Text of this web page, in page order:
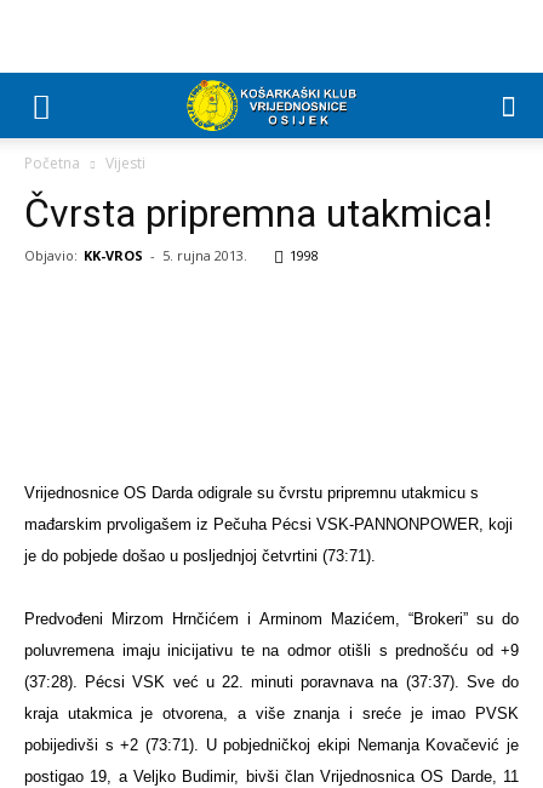
Početna Vijesti
Čvrsta pripremna utakmica!
Objavio: KK-VROS - 5. rujna 2013. 1998
Vrijednosnice OS Darda odigrale su čvrstu pripremnu utakmicu s
mađarskim prvoligašem iz Pečuha Pécsi VSK-PANNONPOWER, koji
je do pobjede došao u posljednjoj četvrtini (73:71).
Predvođeni Mirzom Hrnčićem i Arminom Mazićem, “Brokeri” su do
poluvremena imaju inicijativu te na odmor otišli s prednošću od +9
(37:28). Pécsi VSK već u 22. minuti poravnava na (37:37). Sve do
kraja utakmica je otvorena, a više znanja i sreće je imao PVSK
pobijedivši s +2 (73:71). U pobjedničkoj ekipi Nemanja Kovačević je
postigao 19, a Veljko Budimir, bivši član Vrijednosnica OS Darde, 11